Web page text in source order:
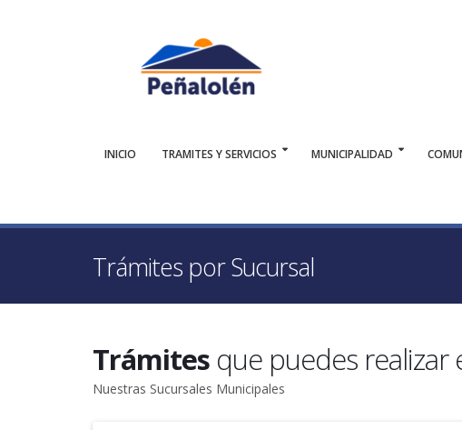
INICIO TRAMITES Y SERVICIOS MUNICIPALIDAD
Trámites por Sucursal
Trámites que puedes realizar
Nuestras Sucursales Municipales